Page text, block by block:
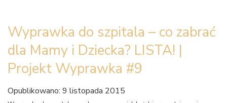
Wyprawka do szpitala – co zabrać
dla Mamy i Dziecka? LISTA! |
Projekt Wyprawka #9
Opublikowano: 9 listopada 2015